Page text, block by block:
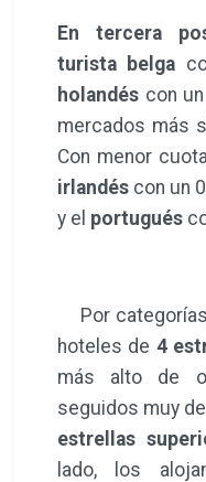
En tercera
turista belga
holandés con
mercados más
Con menor
irlandés con un
y el portugués
Por
hoteles de 4
más alto de
seguidos muy
estrellas
lado, los